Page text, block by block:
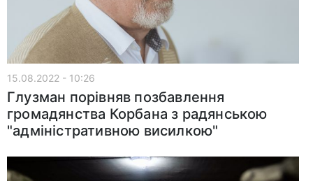
15.08.2022 - 10:26
Глузман порівняв позбавлення
громадянства Корбана з радянською
"адміністративною висилкою"